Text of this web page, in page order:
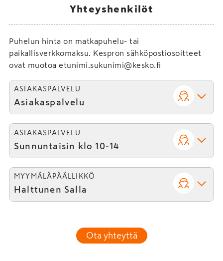
Yhteyshenkilöt
Puhelun hinta on matkapuhelu- tai
paikallisverkkomaksu. Kespron sähköpostiosoitteet
ovat muotoa etunimi.sukunimi@kesko.fi
ASIAKASPALVELU
Asiakaspalvelu
ASIAKASPALVELU
Sunnuntaisin klo 10-14
MYYMÄLÄPÄÄLLIKKÖ
Halttunen Salla
Ota yhteyttä